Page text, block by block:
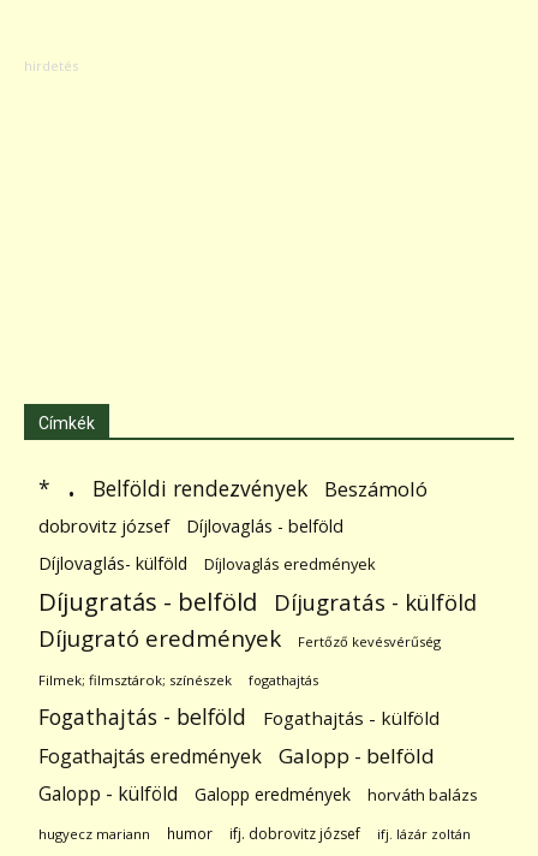
Címkék
* . Belföldi rendezvények Beszámoló
dobrovitz józsef
Díjlovaglás - belföld
Díjlovaglás- külföld
Díjlovaglás eredmények
Díjugratás - belföld Díjugratás - külföld
Díjugrató eredmények Fertőző kevésvérűség
Filmek; filmsztárok; színészek fogathajtás
Fogathajtás - belföld Fogathajtás - külföld
Fogathajtás eredmények Galopp - belföld
Galopp - külföld Galopp eredmények horváth balázs
hugyecz mariann humor ifj. dobrovitz józsef ifj. lázár zoltán